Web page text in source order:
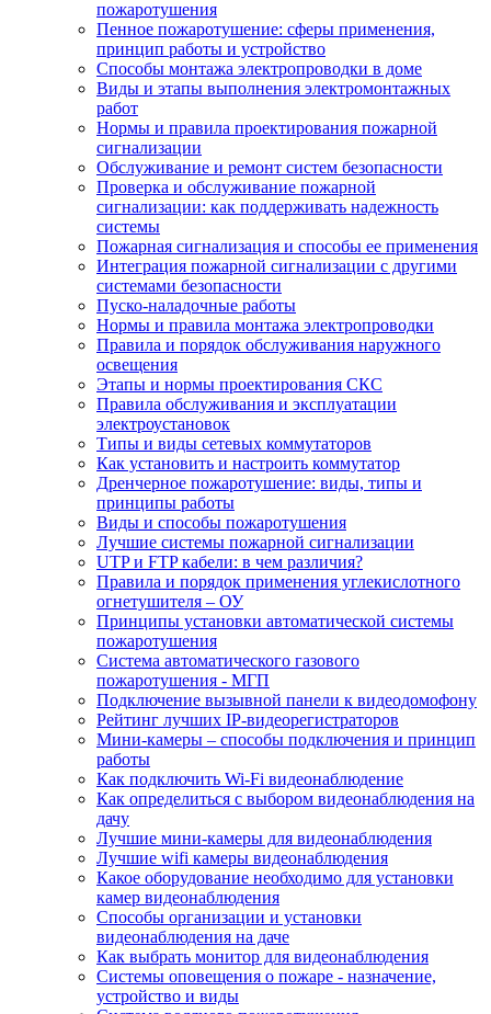
пожаротушения
Пенное пожаротушение: сферы применения,
принцип работы и устройство
Способы монтажа электропроводки в доме
Виды и этапы выполнения электромонтажных
работ
Нормы и правила проектирования пожарной
сигнализации
Обслуживание и ремонт систем безопасности
Проверка и обслуживание пожарной
сигнализации: как поддерживать надежность
системы
Пожарная сигнализация и способы ее применения
Интеграция пожарной сигнализации с другими
системами безопасности
Пуско-наладочные работы
Нормы и правила монтажа электропроводки
Правила и порядок обслуживания наружного
освещения
Этапы и нормы проектирования СКС
Правила обслуживания и эксплуатации
электроустановок
Типы и виды сетевых коммутаторов
Как установить и настроить коммутатор
Дренчерное пожаротушение: виды, типы и
принципы работы
Виды и способы пожаротушения
Лучшие системы пожарной сигнализации
UTP и FTP кабели: в чем различия?
Правила и порядок применения углекислотного
огнетушителя – ОУ
Принципы установки автоматической системы
пожаротушения
Система автоматического газового
пожаротушения - МГП
Подключение вызывной панели к видеодомофону
Рейтинг лучших IP-видеорегистраторов
Мини-камеры – способы подключения и принцип
работы
Как подключить Wi-Fi видеонаблюдение
Как определиться с выбором видеонаблюдения на
дачу
Лучшие мини-камеры для видеонаблюдения
Лучшие wifi камеры видеонаблюдения
Какое оборудование необходимо для установки
камер видеонаблюдения
Способы организации и установки
видеонаблюдения на даче
Как выбрать монитор для видеонаблюдения
Системы оповещения о пожаре - назначение,
устройство и виды